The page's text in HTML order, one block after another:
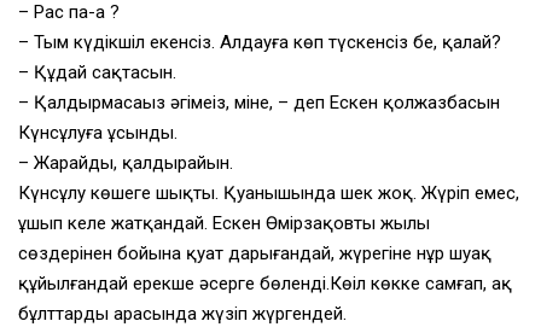
– Рас па-а ?
– Тым күдікшіл екенсіз. Алдауға көп түскенсіз бе, қалай?
– Құдай сақтасын.
– Қалдырмасаңыз әңгімеңіз, міне, – деп Ескен қолжазбасын
Күнсұлуға ұсынды.
– Жарайды, қалдырайын.
Күнсұлу көшеге шықты. Қуанышында шек жоқ. Жүріп емес,
ұшып келе жатқандай. Ескен Өмірзақовтың жылы
сөздерінен бойына қуат дарығандай, жүрегіне нұр шуақ
құйылғандай ерекше әсерге бөленді.Көңіл көкке самғап, ақ
бұлттардың арасында жүзіп жүргендей.